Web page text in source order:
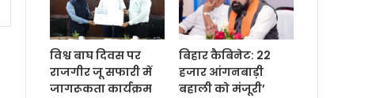
विश्व बाघ दिवस पर
राजगीर जू सफारी में
जागरूकता कार्यक्रम
बिहार कैबिनेट: 22
हजार आंगनबाड़ी
बहाली को मंजूरी’